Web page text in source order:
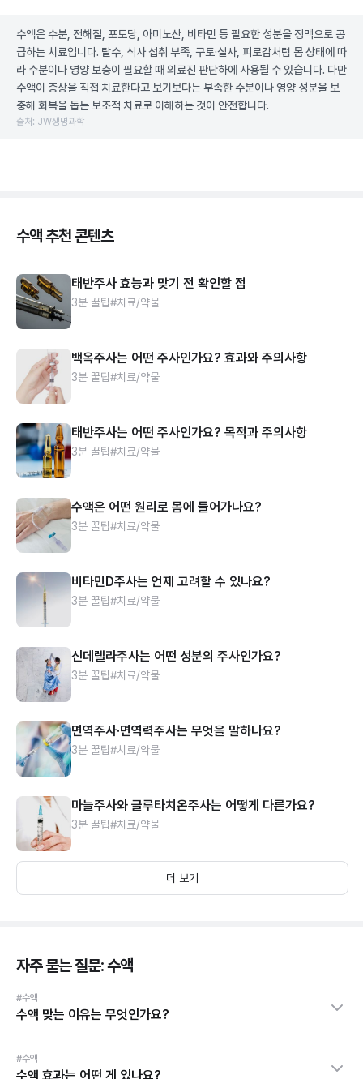
수액은 수분, 전해질, 포도당, 아미노산, 비타민 등 필요한 성분을 정맥으로 공
급하는 치료입니다. 탈수, 식사 섭취 부족, 구토·설사, 피로감처럼 몸 상태에 따
라 수분이나 영양 보충이 필요할 때 의료진 판단하에 사용될 수 있습니다. 다만
수액이 증상을 직접 치료한다고 보기보다는 부족한 수분이나 영양 성분을 보
충해 회복을 돕는 보조적 치료로 이해하는 것이 안전합니다.
출처: JW생명과학
수액 추천 콘텐츠
태반주사 효능과 맞기 전 확인할 점
3분 꿀팁#치료/약물
백옥주사는 어떤 주사인가요? 효과와 주의사항
3분 꿀팁#치료/약물
태반주사는 어떤 주사인가요? 목적과 주의사항
3분 꿀팁#치료/약물
수액은 어떤 원리로 몸에 들어가나요?
3분 꿀팁#치료/약물
비타민D주사는 언제 고려할 수 있나요?
3분 꿀팁#치료/약물
신데렐라주사는 어떤 성분의 주사인가요?
3분 꿀팁#치료/약물
면역주사·면역력주사는 무엇을 말하나요?
3분 꿀팁#치료/약물
마늘주사와 글루타치온주사는 어떻게 다른가요?
3분 꿀팁#치료/약물
더 보기
자주 묻는 질문: 수액
#수액
수액 맞는 이유는 무엇인가요?
#수액
수액 효과는 어떤 게 있나요?